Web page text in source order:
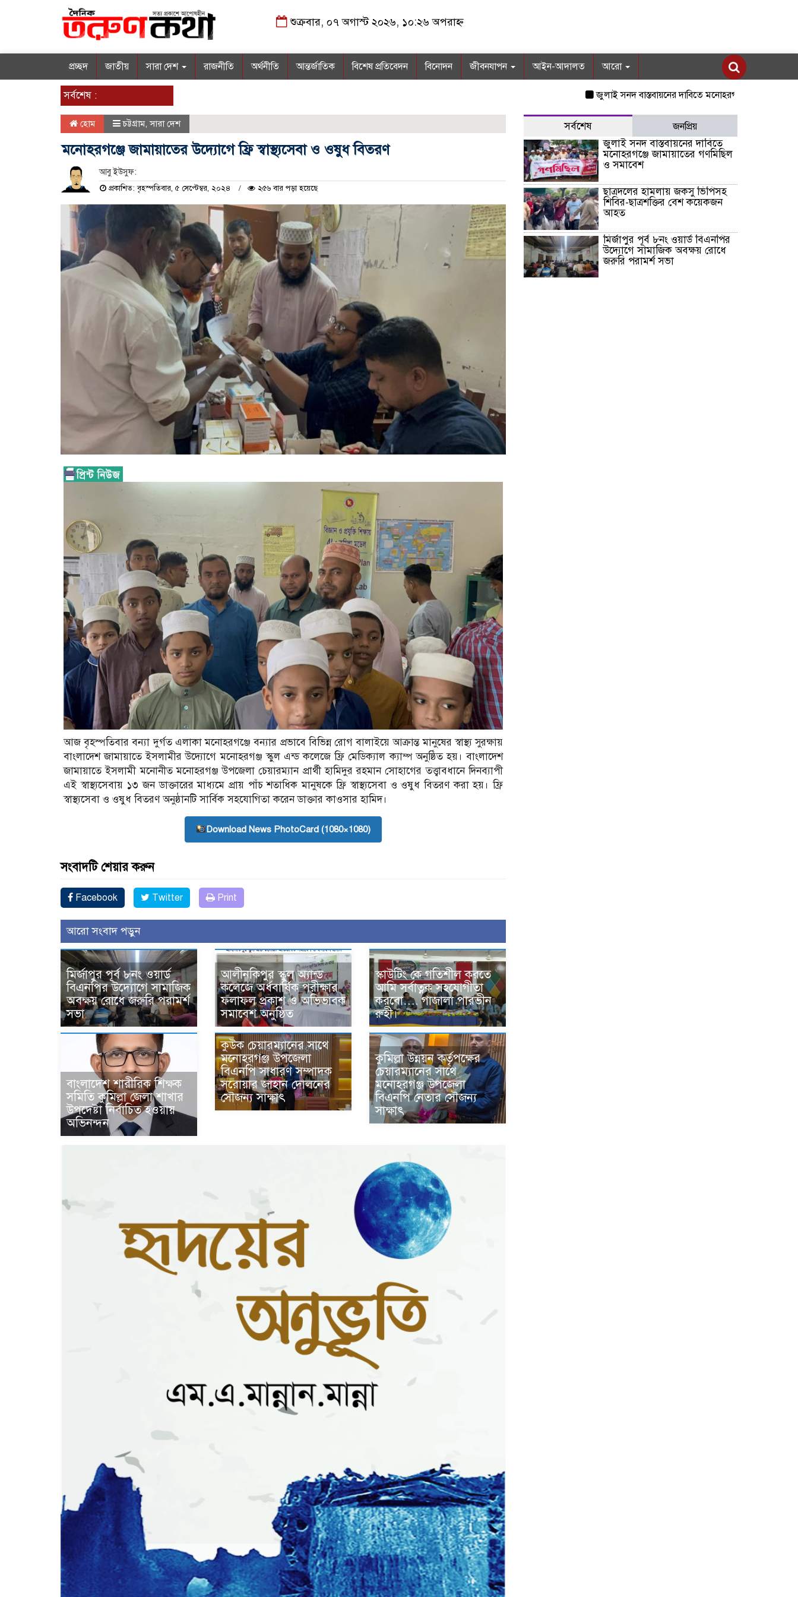
শুক্রবার, ০৭ অগাস্ট ২০২৬, ১০:২৬ অপরাহ্ন
প্রচ্ছদ জাতীয় সারা দেশ রাজনীতি অর্থনীতি আন্তর্জাতিক বিশেষ প্রতিবেদন বিনোদন জীবনযাপন আইন-আদালত আরো
সর্বশেষ : জুলাই সনদ বাস্তবায়নের দাবিতে মনোহরগঞ্জে জামায়াতের গণমিছিল
হোম চট্টগ্রাম,সারা দেশ
মনোহরগঞ্জে জামায়াতের উদ্যোগে ফ্রি স্বাস্থ্যসেবা ও ওষুধ বিতরণ
আবু ইউসুফ:
প্রকাশিত: বৃহস্পতিবার, ৫ সেপ্টেম্বর, ২০২৪ ২৫৬ বার পড়া হয়েছে
আজ বৃহস্পতিবার বন্যা দুর্গত এলাকা মনোহরগঞ্জে বন্যার প্রভাবে বিভিন্ন রোগ বালাইয়ে আক্রান্ত মানুষের স্বাস্থ্য সুরক্ষায়
বাংলাদেশ জামায়াতে ইসলামীর উদ্যোগে মনোহরগঞ্জ স্কুল এন্ড কলেজে ফ্রি মেডিক্যাল ক্যাম্প অনুষ্ঠিত হয়। বাংলাদেশ
জামায়াতে ইসলামী মনোনীত মনোহরগঞ্জ উপজেলা চেয়ারম্যান প্রার্থী হামিদুর রহমান সোহাগের তত্ত্বাবধানে দিনব্যাপী
এই স্বাস্থ্যসেবায় ১৩ জন ডাক্তারের মাধ্যমে প্রায় পাঁচ শতাধিক মানুষকে ফ্রি স্বাস্থ্যসেবা ও ওষুধ বিতরণ করা হয়। ফ্রি
স্বাস্থ্যসেবা ও ওষুধ বিতরণ অনুষ্ঠানটি সার্বিক সহযোগিতা করেন ডাক্তার কাওসার হামিদ।
Download News PhotoCard (1080×1080)
সংবাদটি শেয়ার করুন
Facebook Twitter Print
আরো সংবাদ পড়ুন
মির্জাপুর পূর্ব ৮নং ওয়ার্ড
বিএনপির উদ্যোগে সামাজিক
অবক্ষয় রোধে জরুরি পরামর্শ
সভা
আলীনকিপুর স্কুল অ্যান্ড
কলেজে অর্ধবার্ষিক পরীক্ষার
ফলাফল প্রকাশ ও অভিভাবক
সমাবেশ অনুষ্ঠিত
স্কাউটিং কে গতিশীল করতে
আমি সর্বাত্নক সহযোগীতা
করবো…. গাজালা পারভীন
রুহী।
বাংলাদেশ শারীরিক শিক্ষক
সমিতি কুমিল্লা জেলা শাখার
উপদেষ্টা নির্বাচিত হওয়ায়
অভিনন্দন
কুউক চেয়ারম্যানের সাথে
মনোহরগঞ্জ উপজেলা
বিএনপি সাধারণ সম্পাদক
সরোয়ার জাহান দোলনের
সৌজন্য সাক্ষাৎ
কুমিল্লা উন্নয়ন কর্তৃপক্ষের
চেয়ারম্যানের সাথে
মনোহরগঞ্জ উপজেলা
বিএনপি নেতার সৌজন্য
সাক্ষাৎ
সর্বশেষ জনপ্রিয়
জুলাই সনদ বাস্তবায়নের দাবিতে
মনোহরগঞ্জে জামায়াতের গণমিছিল
ও সমাবেশ
ছাত্রদলের হামলায় জকসু ভিপিসহ
শিবির-ছাত্রশক্তির বেশ কয়েকজন
আহত
মির্জাপুর পূর্ব ৮নং ওয়ার্ড বিএনপির
উদ্যোগে সামাজিক অবক্ষয় রোধে
জরুরি পরামর্শ সভা